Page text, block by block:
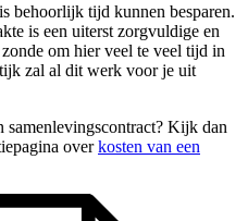
behoorlijk tijd kunnen besparen.
is een uiterst zorgvuldige en
om hier veel te veel tijd in
zal al dit werk voor je uit
Kijk dan
overkosten van een